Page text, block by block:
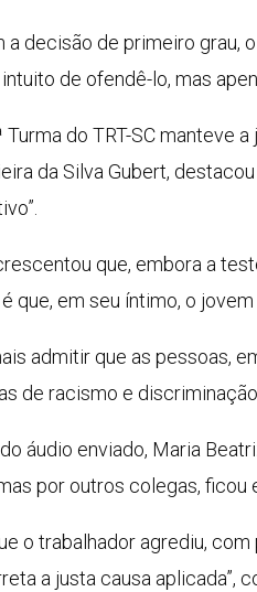
decisão de primeiro grau,
de ofendê-lo, mas
Turma do TRT-SC manteve
da Silva Gubert,
que, embora a
que, em seu íntimo, o
admitir que as pessoas,
de racismo e
áudio enviado, Maria
por outros colegas,
o trabalhador agrediu,
a justa causa aplicada”,